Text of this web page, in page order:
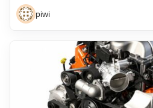
piwi